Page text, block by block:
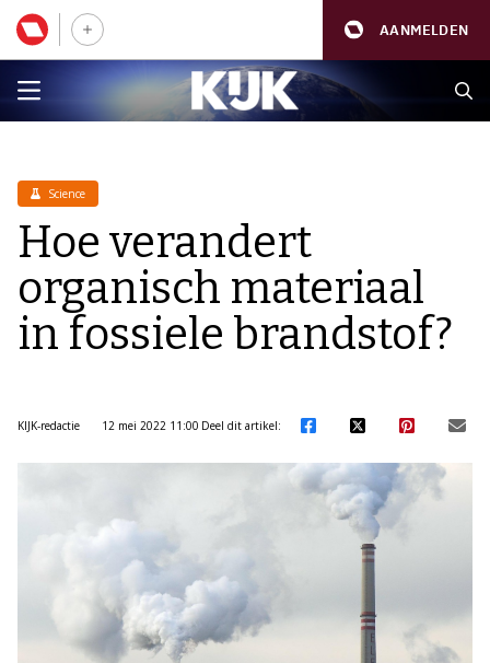
AANMELDEN
Science
Hoe verandert
organisch materiaal
in fossiele brandstof?
KIJK-redactie 12 mei 2022 11:00 Deel dit artikel: